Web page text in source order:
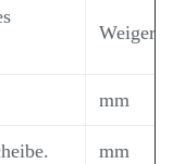
mm
mm